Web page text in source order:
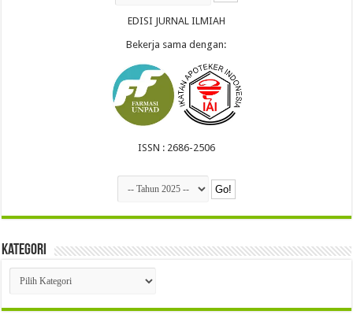
EDISI JURNAL ILMIAH
Bekerja sama dengan:
ISSN : 2686-2506
Kategori
Kategori